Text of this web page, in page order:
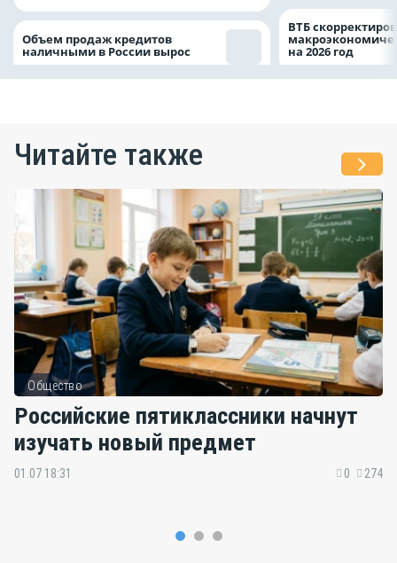
Объем продаж кредитов
наличными в России вырос
ВТБ
на 2026 год
Читайте также
Общество
Российские пятиклассники начнут
изучать новый предмет
01.07 18:31 0 274